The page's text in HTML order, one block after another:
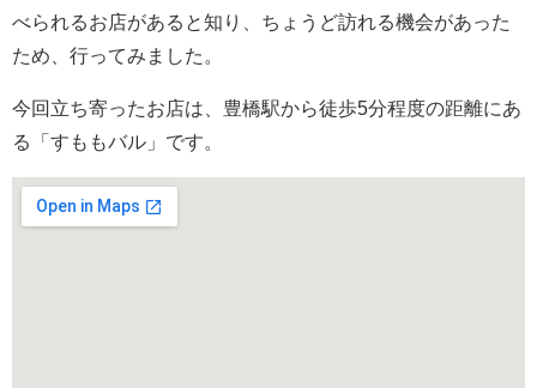
べられるお店があると知り、ちょうど訪れる機会があった
ため、行ってみました。
今回立ち寄ったお店は、豊橋駅から徒歩5分程度の距離にあ
る「すももバル」です。